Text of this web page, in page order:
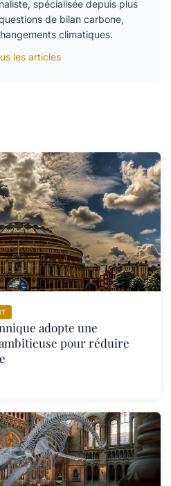
spécialisée depuis plus
de bilan carbone,
climatiques.
les articles
adopte une
pour réduire